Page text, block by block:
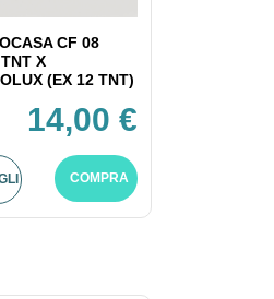
CF 08
X
(EX 12 TNT)
14,00 €
COMPRA